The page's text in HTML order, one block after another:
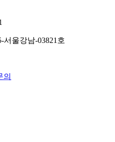
서울강남-03821호
의